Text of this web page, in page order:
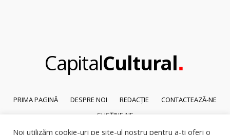
CapitalCultural.
PRIMA PAGINĂ DESPRE NOI REDACȚIE
CONTACTEAZĂ-NE
SUSȚINE-NE
Noi utilizăm cookie-uri pe site-ul nostru pentru a-ți oferi o